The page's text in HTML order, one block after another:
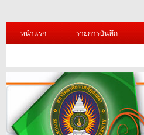
หน้าแรก รายการบันทึก